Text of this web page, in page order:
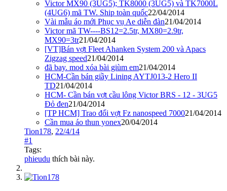
Victor MX90 (3UG5); TK8000 (3UG5) và TK7000L
(4UG6) mã TW. Ship toàn quốc22/04/2014
Vài mẫu áo mới Phục vụ Ae diễn đàn21/04/2014
Victor mã TW----BS12=2.5tr, MX80=2.9tr,
MX90=3tr21/04/2014
[VT]Bán vợt Fleet Ahanken System 200 và Apacs
Zigzag speed21/04/2014
đã bay. mod xóa bài giùm em21/04/2014
HCM-Cần bán giầy Lining AYTJ013-2 Hero II
TD21/04/2014
HCM- Cần bán vợt cầu lông Victor BRS - 12 - 3UG5
Đỏ đen21/04/2014
[TP HCM] Trao đổi vợt Fz nanospeed 700021/04/2014
Cần mua áo thun yonex20/04/2014
Tion178, 22/4/14
#1
Tags:
phieudu thích bài này.